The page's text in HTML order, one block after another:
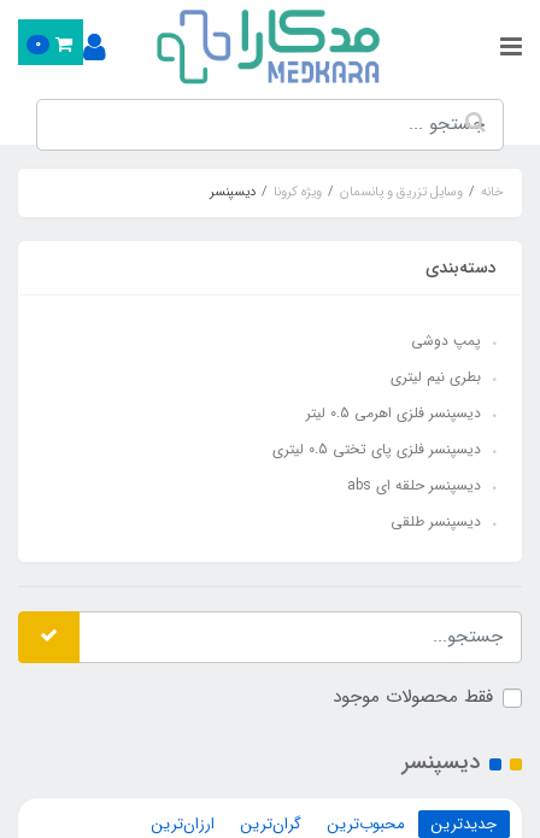
0
خانه وسایل تزریق و پانسمان ویژه کرونا دیسپنسر
دسته‌بندی
پمپ دوشی
بطری نیم لیتری
دیسپنسر فلزی اهرمی 0.5 لیتر
دیسپنسر فلزی پای تختی 0.5 لیتری
دیسپنسر حلقه ای abs
دیسپنسر طلقی
فقط محصولات موجود
دیسپنسر
جدیدترین محبوب‌ترین گران‌ترین ارزان‌ترین